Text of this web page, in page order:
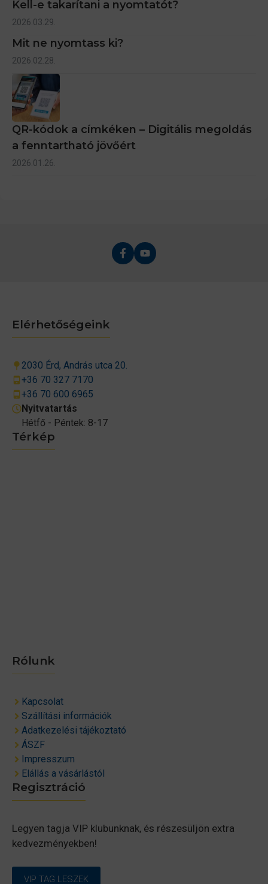
Kell-e takarítani a nyomtatót?
2026.03.29.
Mit ne nyomtass ki?
2026.02.28.
QR-kódok a címkéken – Digitális megoldás
a fenntartható jövőért
2026.01.26.
Térkép
Rólunk
Kapcsolat
Szállítási információk
Adatkezelési tájékoztató
ÁSZF
Impresszum
Elállás a vásárlástól
Elérhetőségeink
2030 Érd, András utca 20.
+36 70 327 7170
+36 70 600 6965
Nyitvatartás
Hétfő - Péntek: 8-17
Regisztráció
Legyen tagja VIP klubunknak, és részesüljön extra
kedvezményekben!
VIP TAG LESZEK